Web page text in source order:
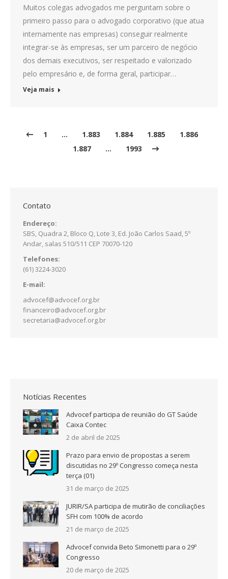
Muitos colegas advogados me perguntam sobre o
primeiro passo para o advogado corporativo (que atua
internamente nas empresas) conseguir realmente
integrar-se às empresas, ser um parceiro de negócio
dos demais executivos, ser respeitado e valorizado
pelo empresário e, de forma geral, participar…
Veja mais
1 … 1.883 1.884 1.885
1.886
1.887
… 1993
Contato
Endereço:
SBS, Quadra 2, Bloco Q, Lote 3, Ed. João Carlos Saad, 5º
Andar, salas 510/511 CEP 70070-120
Telefones:
(61) 3224-3020
E-mail:
advocef@advocef.org.br
financeiro@advocef.org.br
secretaria@advocef.org.br
Notícias Recentes
Advocef participa de reunião do GT Saúde
Caixa Contec
2 de abril de 2025
Prazo para envio de propostas a serem
discutidas no 29º Congresso começa nesta
terça (01)
31 de março de 2025
JURIR/SA participa de mutirão de conciliações
SFH com 100% de acordo
21 de março de 2025
Advocef convida Beto Simonetti para o 29º
Congresso
20 de março de 2025